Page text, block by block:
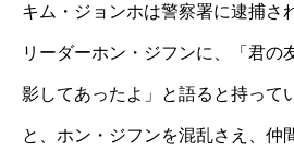
キム・ジョンホは警察署に逮捕さ
リーダーホン・ジフンに、「君の
影してあったよ」と語ると持って
と、ホン・ジフンを混乱さえ、仲